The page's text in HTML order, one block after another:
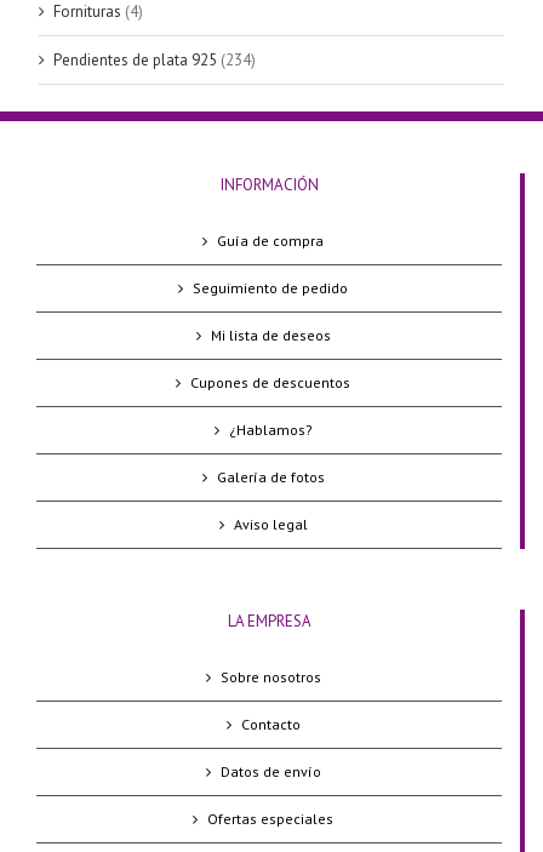
Fornituras (4)
Pendientes de plata 925 (234)
INFORMACIÓN
Guía de compra
Seguimiento de pedido
Mi lista de deseos
Cupones de descuentos
¿Hablamos?
Galería de fotos
Aviso legal
LA EMPRESA
Sobre nosotros
Contacto
Datos de envío
Ofertas especiales